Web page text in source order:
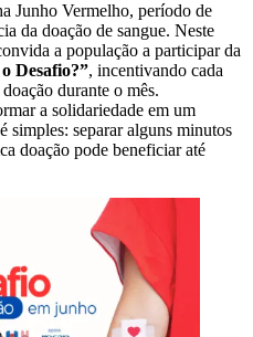
Junho Vermelho, período de
da doação de sangue. Neste
a população a participar da
Desafio?”, incentivando cada
durante o mês.
a solidariedade em um
simples: separar alguns minutos
doação pode beneficiar até